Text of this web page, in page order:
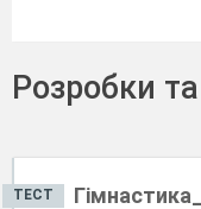
Розробки
ТЕСТ